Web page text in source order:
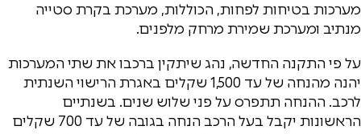
מערכות בטיחות לפחות, הכוללות, מערכת בקרת סטייה
מנתיב ומערכת שמירת מרחק מלפנים.
על פי התקנה החדשה, נהג שיתקין ברכבו את שתי המערכות
יהנה מהנחה של עד 1,500 שקלים באגרת הרישוי השנתית
לרכב. ההנחה תתפרס על פני שלוש שנים. בשנתיים
הראשונות יקבל בעל הרכב הנחה בגובה של עד 700 שקלים